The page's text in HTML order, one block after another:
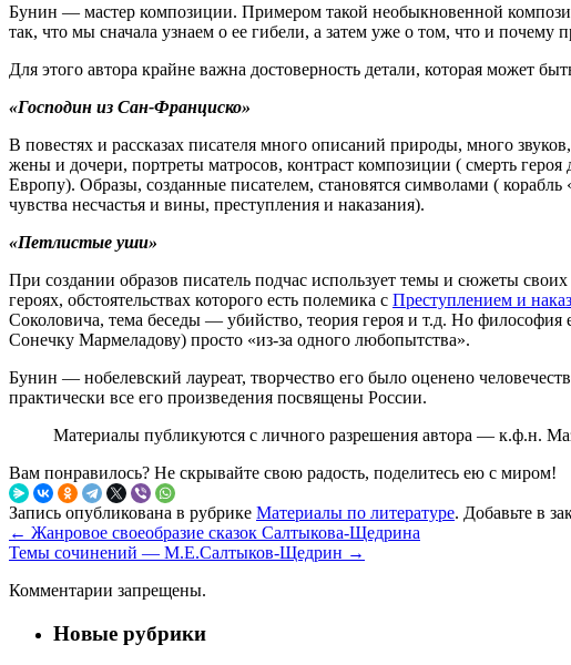
Бунин — мастер композиции. Примером такой необыкновенной
так, что мы сначала узнаем о ее гибели, а затем уже о том, что и почему
Для этого автора крайне важна достоверность детали, которая может
«Господин из Сан-Франциско»
В повестях и рассказах писателя много описаний природы, много
жены и дочери, портреты матросов, контраст композиции ( смерть
Европу). Образы, созданные писателем, становятся символами (
чувства несчастья и вины, преступления и наказания).
«Петлистые уши»
При создании образов писатель подчас использует темы и сюжеты
героях, обстоятельствах которого есть полемика с Преступлением и
Соколовича, тема беседы — убийство, теория героя и т.д. Но
Сонечку Мармеладову) просто «из-за одного любопытства».
Бунин — нобелевский лауреат, творчество его было оценено
практически все его произведения посвящены России.
Материалы публикуются с личного разрешения автора — к.ф.н.
Вам понравилось? Не скрывайте свою радость, поделитесь ею с миром!
Запись опубликована в рубрике Материалы по литературе. Добавьте в
← Жанровое своеобразие сказок Салтыкова-Щедрина
Темы сочинений — М.Е.Салтыков-Щедрин →
Комментарии запрещены.
Новые рубрики